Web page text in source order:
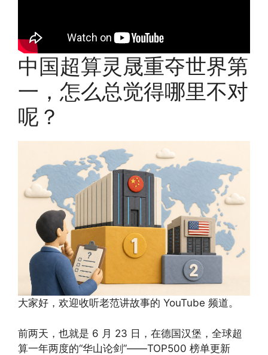
中国超算灵晟重夺世界第
一，怎么总觉得哪里不对
呢？
大家好，欢迎收听老范讲故事的 YouTube 频道。
前两天，也就是 6 月 23 日，在德国汉堡，全球超
算一年两度的“华山论剑”——TOP500 榜单更新